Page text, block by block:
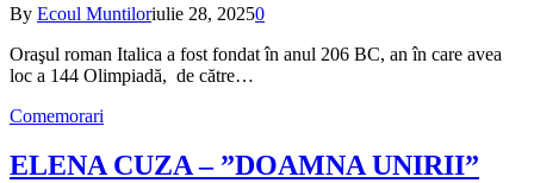
By Ecoul Muntiloriulie 28, 20250
Oraşul roman Italica a fost fondat în anul 206 BC, an în care avea
loc a 144 Olimpiadă, de către…
Comemorari
ELENA CUZA – ”DOAMNA UNIRII”